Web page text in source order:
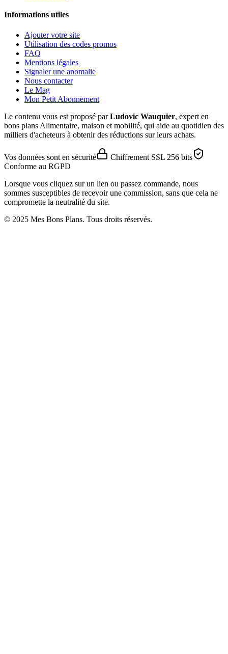
Informations utiles
Ajouter votre site
Utilisation des codes promos
FAQ
Mentions légales
Signaler une anomalie
Nous contacter
Le Mag
Mon Petit Abonnement
Le contenu vous est proposé parLudovic Wauquier, expert en
bons plans Alimentaire, maison et mobilité, qui aide au quotidien des
milliers d'acheteurs à obtenir des réductions sur leurs achats.
Vos données sont en sécurité
Chiffrement SSL 256 bits
Conforme au RGPD
Lorsque vous cliquez sur un lien ou passez commande, nous
sommes susceptibles de recevoir une commission, sans que cela ne
compromette la neutralité du site.
© 2025 Mes Bons Plans. Tous droits réservés.